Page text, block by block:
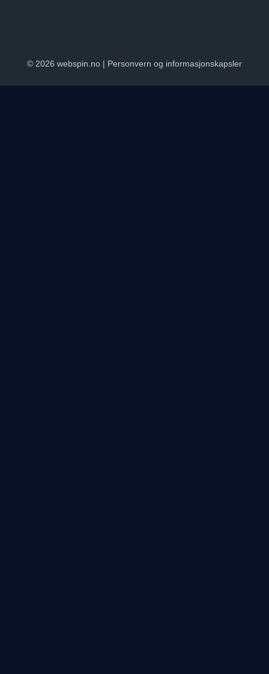
© 2026 webspin.no | Personvern og informasjonskapsler